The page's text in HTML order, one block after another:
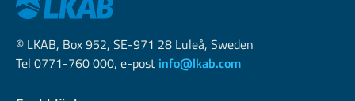
© LKAB, Box 952, SE-971 28 Luleå, Sweden
Tel 0771-760 000, e-post info@lkab.com